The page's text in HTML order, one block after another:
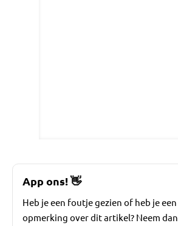
App ons!👋
Heb je een foutje gezien of heb je een
opmerking over dit artikel? Neem dan